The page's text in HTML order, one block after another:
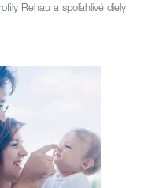
Rehau a spoľahlivé diely